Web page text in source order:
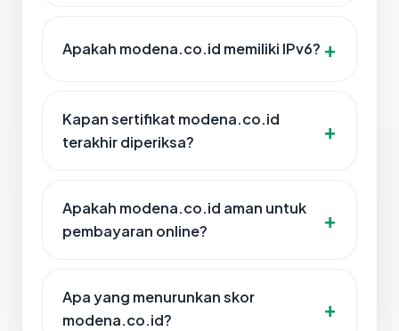
Apakah modena.co.id memiliki IPv6?
Kapan sertifikat modena.co.id
terakhir diperiksa?
Apakah modena.co.id aman untuk
pembayaran online?
Apa yang menurunkan skor
modena.co.id?